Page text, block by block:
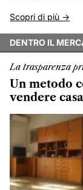
Scopri di più ->
DENTRO IL
La trasparenza
Un metodo
vendere casa